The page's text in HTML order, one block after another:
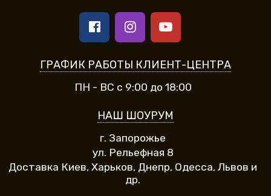
ГРАФИК РАБОТЫ КЛИЕНТ-ЦЕНТРА
ПН - ВС с 9:00 до 18:00
НАШ ШОУРУМ
г. Запорожье
ул. Рельефная 8
Доставка Киев, Харьков, Днепр, Одесса, Львов и
др.